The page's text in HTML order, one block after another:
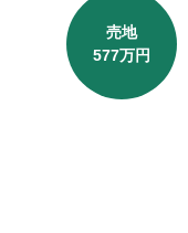
売地
577万円